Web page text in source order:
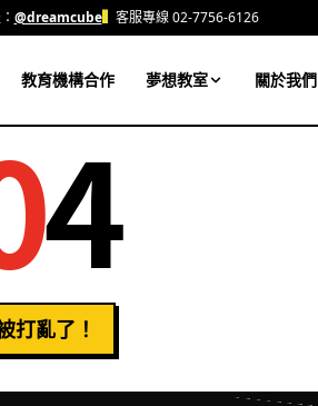
@dreamcube▍ 客服專線 02-7756-6126
教育機構合作 夢想教室 關於我們
4
打亂了！